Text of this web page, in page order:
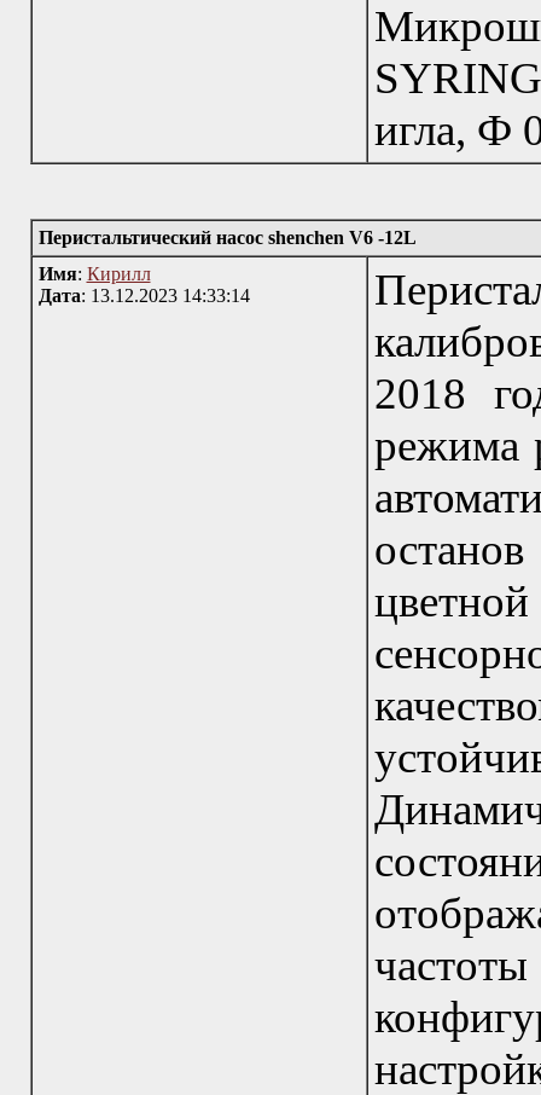
игла, Ф
Перистальтический насос shenchen V6 -12L
Имя: Кирилл
Дата: 13.12.2023 14:33:14
2018
режима